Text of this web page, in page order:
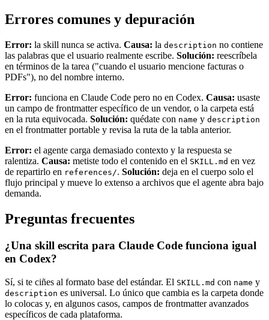
Errores comunes y depuración
Error: la skill nunca se activa. Causa: la description no contiene
las palabras que el usuario realmente escribe. Solución: reescríbela
en términos de la tarea ("cuando el usuario mencione facturas o
PDFs"), no del nombre interno.
Error: funciona en Claude Code pero no en Codex. Causa: usaste
un campo de frontmatter específico de un vendor, o la carpeta está
en la ruta equivocada. Solución: quédate con name y description
en el frontmatter portable y revisa la ruta de la tabla anterior.
Error: el agente carga demasiado contexto y la respuesta se
ralentiza. Causa: metiste todo el contenido en el SKILL.md en vez
de repartirlo en references/. Solución: deja en el cuerpo solo el
flujo principal y mueve lo extenso a archivos que el agente abra bajo
demanda.
Preguntas frecuentes
¿Una skill escrita para Claude Code funciona igual
en Codex?
Sí, si te ciñes al formato base del estándar. El SKILL.md con name y
description es universal. Lo único que cambia es la carpeta donde
lo colocas y, en algunos casos, campos de frontmatter avanzados
específicos de cada plataforma.